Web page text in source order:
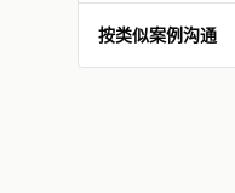
按类似案例沟通